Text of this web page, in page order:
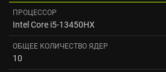
ПРОЦЕССОР
Intel Core i5-13450HX
ОБЩЕЕ КОЛИЧЕСТВО ЯДЕР
10